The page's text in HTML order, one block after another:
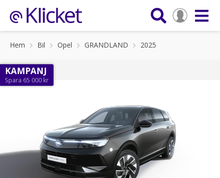
Hem Bil Opel GRANDLAND 2025
KAMPANJ
Spara 65 000 kr